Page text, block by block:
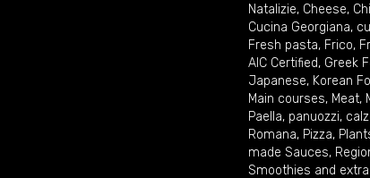
Natalizie, Cheese,
Cucina Georgiana,
Fresh pasta, Frico,
AIC Certified, Greek
Japanese, Korean
Main courses, Meat,
Paella, panuozzi,
Romana, Pizza,
made Sauces,
Smoothies and